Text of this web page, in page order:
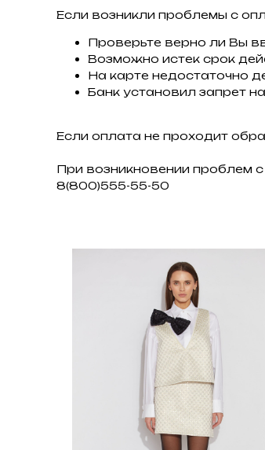
Если возникли проблемы с
Проверьте верно ли Вы
Возможно истек срок
На карте недостаточно
Банк установил запрет
Если оплата не проходит
При возникновении проблем
8(800)555-55-50